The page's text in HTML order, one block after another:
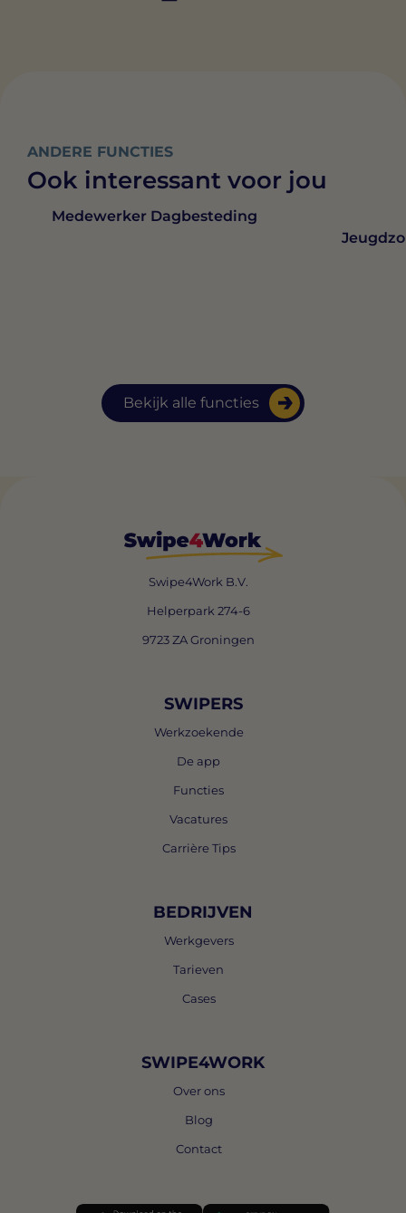
ANDERE FUNCTIES
Ook interessant voor jou
Bekijk alle functies
Medewerker Dagbesteding
Swipe4Work B.V.
Helperpark 274-6
9723 ZA Groningen
SWIPERS
Werkzoekende
De app
Functies
Vacatures
Carrière Tips
BEDRIJVEN
Werkgevers
Tarieven
Cases
SWIPE4WORK
Over ons
Blog
Contact